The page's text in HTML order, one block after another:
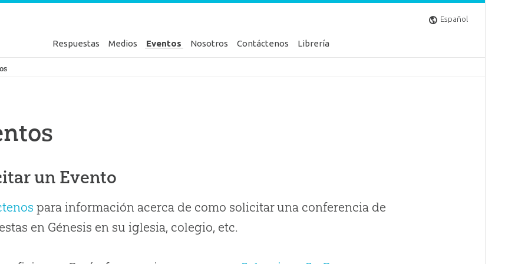
Español
Respuestas Medios Eventos Nosotros Contáctenos Librería
Génesis
un Evento
para información acerca de como solicitar una conferencia de
en Génesis en su iglesia, colegio, etc.